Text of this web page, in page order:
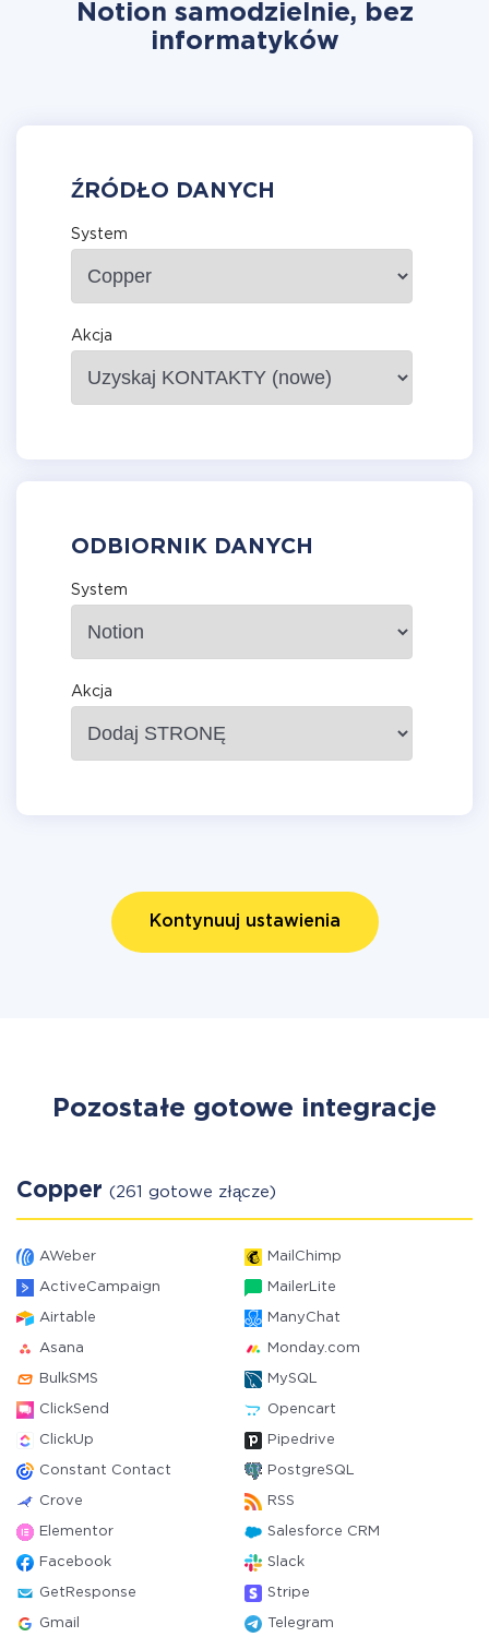
Notion samodzielnie, bez
informatyków
ŹRÓDŁO DANYCH
System
Akcja
ODBIORNIK DANYCH
System
Akcja
Kontynuuj ustawienia
Pozostałe gotowe integracje
Copper (261 gotowe złącze)
AWeber MailChimp
ActiveCampaign MailerLite
Airtable ManyChat
Asana Monday.com
BulkSMS MySQL
ClickSend Opencart
ClickUp Pipedrive
Constant Contact PostgreSQL
Crove RSS
Elementor Salesforce CRM
Facebook Slack
GetResponse Stripe
Gmail Telegram